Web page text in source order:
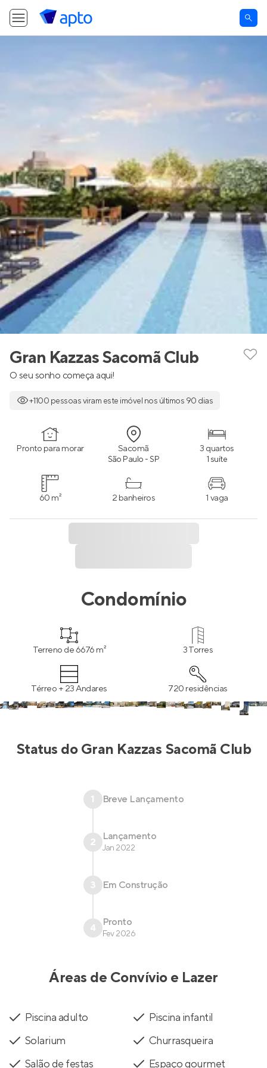
Gran Kazzas Sacomã Club
O seu sonho começa aqui!
+1100 pessoas viram este imóvel nos últimos 90 dias
Pronto para morar Sacomã
São Paulo - SP
3 quartos
1 suíte
60 m² 2 banheiros 1 vaga
Condomínio
Terreno de 6676 m² 3 Torres
Térreo + 23 Andares 720 residências
Status doGran Kazzas Sacomã Club
1 Breve Lançamento
2 Lançamento
Jan 2022
3 Em Construção
4 Pronto
Fev 2026
Áreas de Convívio e Lazer
Piscina adulto
Piscina infantil
Solarium
Churrasqueira
Salão de festas
Espaço gourmet